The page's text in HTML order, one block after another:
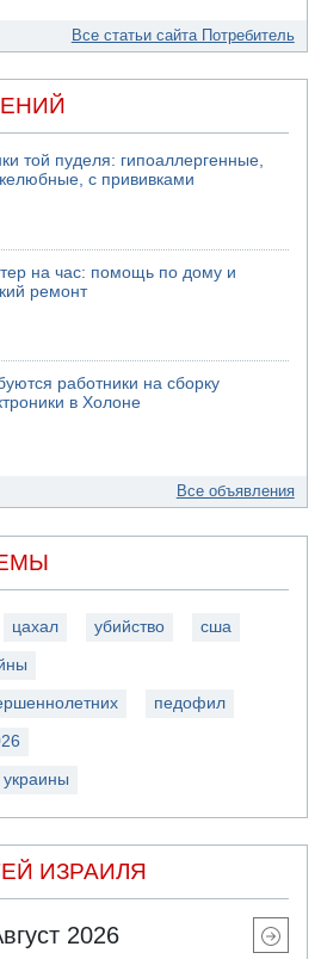
Все статьи сайта Потребитель
той пуделя: гипоаллергенные,
с прививками
на час: помощь по дому и
ремонт
работники на сборку
в Холоне
Все объявления
цахал убийство сша
педофил
украины
ИЗРАИЛЯ
2026